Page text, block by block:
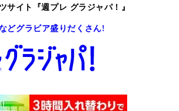
サイト『週プレ グラジャパ！』
どグラビア盛りだくさん!